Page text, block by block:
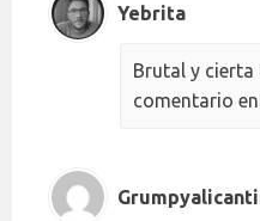
Yebrita
Brutal y cierta
comentario